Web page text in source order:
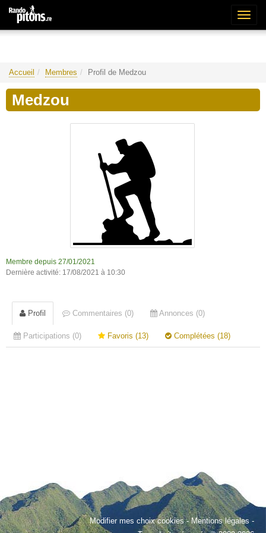
Accueil Membres Profil de Medzou
Medzou
Membre depuis 27/01/2021
Dernière activité: 17/08/2021 à 10:30
Profil Commentaires (0) Annonces (0)
Participations (0) Favoris (13) Complétées (18)
Modifier mes choix cookies-Mentions légales -